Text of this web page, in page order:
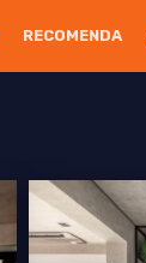
RECOMENDA